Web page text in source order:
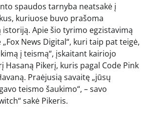
spaudos tarnyba neatsakė į
kuriuose buvo prašoma
Apie šio tyrimo egzistavimą
News Digital“, kuri taip pat teigė,
į teismą“, įskaitant kairiojo
Hasaną Pikerį, kuris pagal Code Pink
Praėjusią savaitę „jūsų
teismo šaukimo“, – savo
sakė Pikeris.